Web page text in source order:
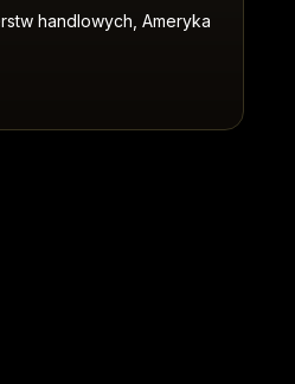
handlowych, Ameryka